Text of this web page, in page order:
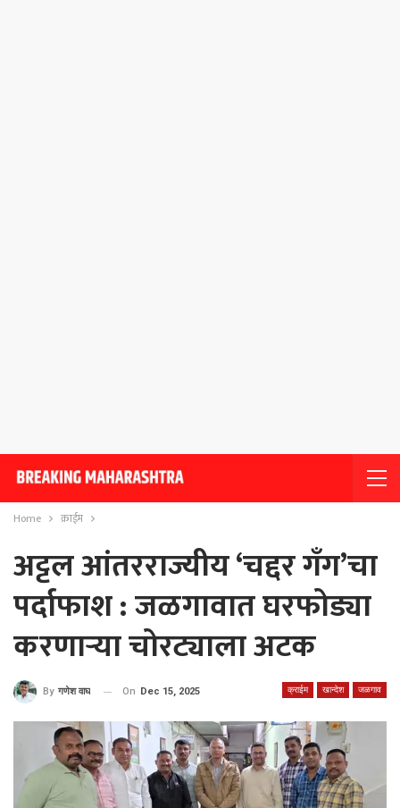
Home क्राईम
अट्टल आंतरराज्यीय ‘चद्दर गँग’चा
पर्दाफाश : जळगावात घरफोड्या
करणार्‍या चोरट्याला अटक
क्राईम खान्देश जळगाव
By गणेश वाघ On Dec 15, 2025